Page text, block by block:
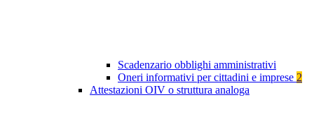
Scadenzario obblighi amministrativi
Oneri informativi per cittadini e imprese 2
Attestazioni OIV o struttura analoga